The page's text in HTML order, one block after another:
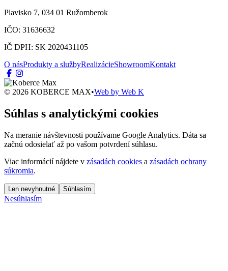
Plavisko 7, 034 01 Ružomberok
IČO: 31636632
IČ DPH: SK 2020431105
O násProdukty a službyRealizácieShowroomKontakt
© 2026 KOBERCE MAX•Web by Web K
Súhlas s analytickými cookies
Na meranie návštevnosti používame Google Analytics. Dáta sa
začnú odosielať až po vašom potvrdení súhlasu.
Viac informácií nájdete v zásadách cookies a zásadách ochrany
súkromia.
Len nevyhnutné Súhlasím
Nesúhlasím